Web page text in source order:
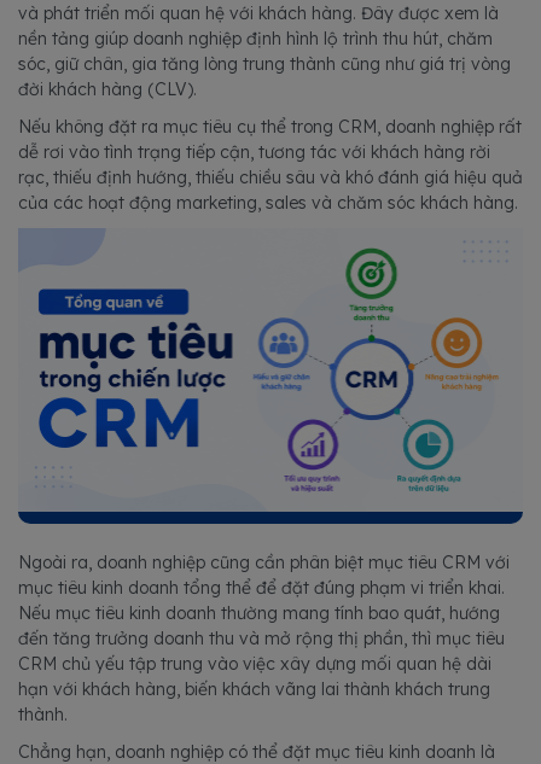
và phát triển mối quan hệ với khách hàng. Đây được xem là
nền tảng giúp doanh nghiệp định hình lộ trình thu hút, chăm
sóc, giữ chân, gia tăng lòng trung thành cũng như giá trị vòng
đời khách hàng (CLV).
Nếu không đặt ra mục tiêu cụ thể trong CRM, doanh nghiệp rất
dễ rơi vào tình trạng tiếp cận, tương tác với khách hàng rời
rạc, thiếu định hướng, thiếu chiều sâu và khó đánh giá hiệu quả
của các hoạt động marketing, sales và chăm sóc khách hàng.
Ngoài ra, doanh nghiệp cũng cần phân biệt mục tiêu CRM với
mục tiêu kinh doanh tổng thể để đặt đúng phạm vi triển khai.
Nếu mục tiêu kinh doanh thường mang tính bao quát, hướng
đến tăng trưởng doanh thu và mở rộng thị phần, thì mục tiêu
CRM chủ yếu tập trung vào việc xây dựng mối quan hệ dài
hạn với khách hàng, biến khách vãng lai thành khách trung
thành.
Chẳng hạn, doanh nghiệp có thể đặt mục tiêu kinh doanh là